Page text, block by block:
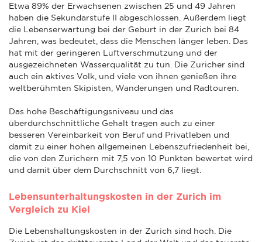
Etwa 89% der Erwachsenen zwischen 25 und 49 Jahren
haben die Sekundarstufe II abgeschlossen. Außerdem liegt
die Lebenserwartung bei der Geburt in der Zurich bei 84
Jahren, was bedeutet, dass die Menschen länger leben. Das
hat mit der geringeren Luftverschmutzung und der
ausgezeichneten Wasserqualität zu tun. Die Zuricher sind
auch ein aktives Volk, und viele von ihnen genießen ihre
weltberühmten Skipisten, Wanderungen und Radtouren.
Das hohe Beschäftigungsniveau und das
überdurchschnittliche Gehalt tragen auch zu einer
besseren Vereinbarkeit von Beruf und Privatleben und
damit zu einer hohen allgemeinen Lebenszufriedenheit bei,
die von den Zurichern mit 7,5 von 10 Punkten bewertet wird
und damit über dem Durchschnitt von 6,7 liegt.
Lebensunterhaltungskosten in der Zurich im
Vergleich zu Kiel
Die Lebenshaltungskosten in der Zurich sind hoch. Die